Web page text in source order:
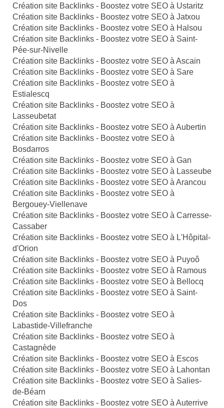
Création site Backlinks - Boostez votre SEO à Ustaritz
Création site Backlinks - Boostez votre SEO à Jatxou
Création site Backlinks - Boostez votre SEO à Halsou
Création site Backlinks - Boostez votre SEO à Saint-
Pée-sur-Nivelle
Création site Backlinks - Boostez votre SEO à Ascain
Création site Backlinks - Boostez votre SEO à Sare
Création site Backlinks - Boostez votre SEO à
Estialescq
Création site Backlinks - Boostez votre SEO à
Lasseubetat
Création site Backlinks - Boostez votre SEO à Aubertin
Création site Backlinks - Boostez votre SEO à
Bosdarros
Création site Backlinks - Boostez votre SEO à Gan
Création site Backlinks - Boostez votre SEO à Lasseube
Création site Backlinks - Boostez votre SEO à Arancou
Création site Backlinks - Boostez votre SEO à
Bergouey-Viellenave
Création site Backlinks - Boostez votre SEO à Carresse-
Cassaber
Création site Backlinks - Boostez votre SEO à L'Hôpital-
d'Orion
Création site Backlinks - Boostez votre SEO à Puyoô
Création site Backlinks - Boostez votre SEO à Ramous
Création site Backlinks - Boostez votre SEO à Bellocq
Création site Backlinks - Boostez votre SEO à Saint-
Dos
Création site Backlinks - Boostez votre SEO à
Labastide-Villefranche
Création site Backlinks - Boostez votre SEO à
Castagnède
Création site Backlinks - Boostez votre SEO à Escos
Création site Backlinks - Boostez votre SEO à Lahontan
Création site Backlinks - Boostez votre SEO à Salies-
de-Béarn
Création site Backlinks - Boostez votre SEO à Auterrive